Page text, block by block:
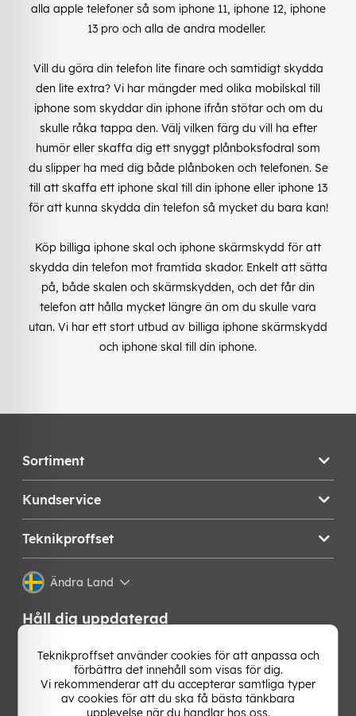
alla apple telefoner så som iphone 11, iphone 12, iphone
13 pro och alla de andra modeller.
Vill du göra din telefon lite finare och samtidigt skydda
den lite extra? Vi har mängder med olika mobilskal till
iphone som skyddar din iphone ifrån stötar och om du
skulle råka tappa den. Välj vilken färg du vill ha efter
humör eller skaffa dig ett snyggt plånboksfodral som
du slipper ha med dig både plånboken och telefonen. Se
till att skaffa ett iphone skal till din iphone eller iphone 13
för att kunna skydda din telefon så mycket du bara kan!
Köp billiga iphone skal och iphone skärmskydd för att
skydda din telefon mot framtida skador. Enkelt att sätta
på, både skalen och skärmskydden, och det får din
telefon att hålla mycket längre än om du skulle vara
utan. Vi har ett stort utbud av billiga iphone skärmskydd
och iphone skal till din iphone.
Sortiment
Kundservice
Teknikproffset
Ändra Land
Håll dig uppdaterad
Få de senaste nyheterna, hetaste erbjudandena och
bästa tipsen från oss direkt i din mejlkorg. Signa upp på
vårt nyhetsbrev!
Teknikproffset använder cookies för att anpassa och
förbättra det innehåll som visas för dig.
Vi rekommenderar att du accepterar samtliga typer
av cookies för att du ska få bästa tänkbara
upplevelse när du handlar hos oss.